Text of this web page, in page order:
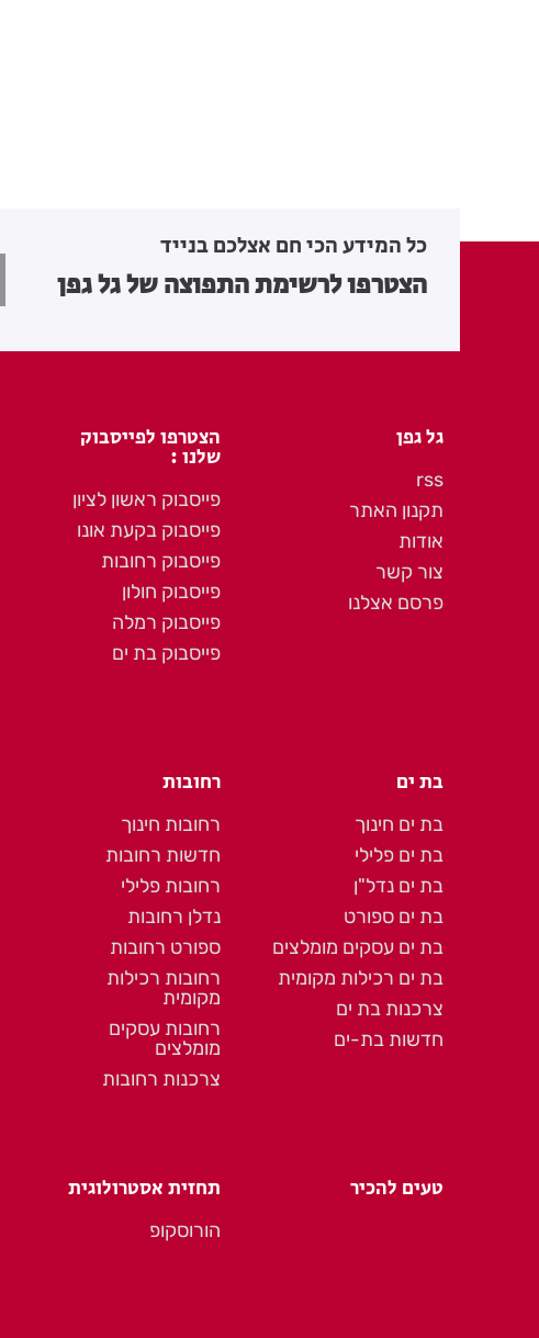
כל המידע הכי חם אצלכם בנייד
הצטרפו לרשימת התפוצה של גל גפן
גל גפן
rss
תקנון האתר
אודות
צור קשר
פרסם אצלנו
הצטרפו לפייסבוק
שלנו :
פייסבוק ראשון לציון
פייסבוק בקעת אונו
פייסבוק רחובות
פייסבוק חולון
פייסבוק רמלה
פייסבוק בת ים
בת ים
בת ים חינוך
בת ים פלילי
בת ים נדל"ן
בת ים ספורט
בת ים עסקים מומלצים
בת ים רכילות מקומית
צרכנות בת ים
חדשות בת-ים
רחובות
רחובות חינוך
חדשות רחובות
רחובות פלילי
נדלן רחובות
ספורט רחובות
רחובות רכילות
מקומית
רחובות עסקים
מומלצים
צרכנות רחובות
טעים להכיר תחזית אסטרולוגית
הורוסקופ